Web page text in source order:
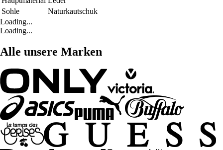
Sohle
Naturkautschuk
Loading...
Loading...
Alle unsere Marken